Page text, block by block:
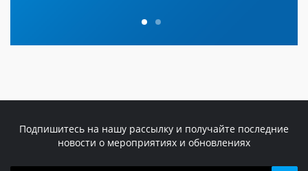
Подпишитесь на нашу рассылку и получайте последние
новости о мероприятиях и обновлениях